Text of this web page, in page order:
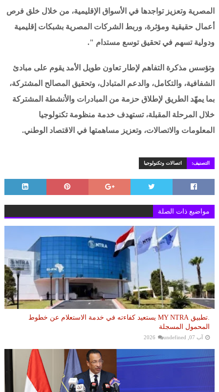
المصرية وتعزيز تواجدها في الأسواق الإقليمية، من خلال خلق فرص
أعمال حقيقية ومؤثرة، وربط الشركات المصرية بشبكات إقليمية
ودولية تسهم في تحقيق توسع مستدام ".
وتؤسس مذكرة التفاهم لإطار تعاون طويل الأمد يقوم على مبادئ
الشفافية، والتكامل، والدعم المتبادل، وتحقيق المصالح المشتركة،
بما يمهّد الطريق لإطلاق حزمة من المبادرات والأنشطة المشتركة
خلال المرحلة المقبلة، تستهدف خدمة منظومة تكنولوجيا
المعلومات والاتصالات، وتعزيز مساهمتها في الاقتصاد الوطني.
التصنيف: اتصالات وتكنولوجيا
مواضيع ذات الصلة
.تطبيق MY NTRA يستعيد كفاءته في خدمة الاستعلام عن خطوط
المحمول المسجلة
آب 07, 2026 undefined